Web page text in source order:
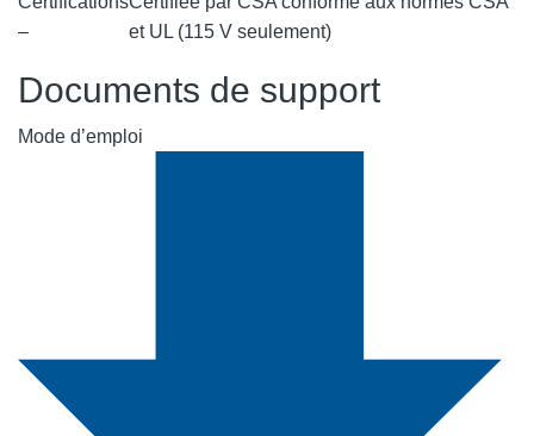
–
et UL (115 V seulement)
Documents de support
Mode d’emploi